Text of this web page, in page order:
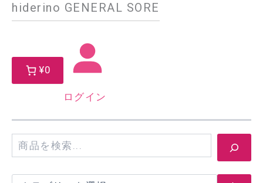
hiderino GENERAL SORE
¥0
ログイン
索